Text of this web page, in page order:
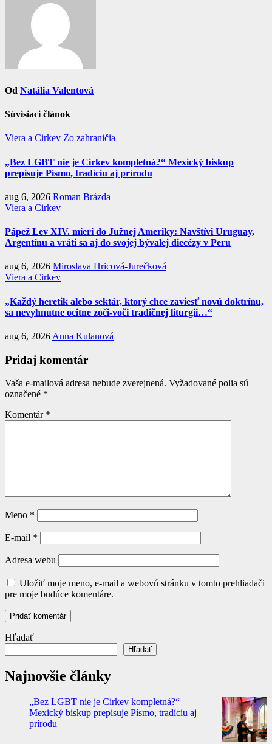
Od Natália Valentová
Súvisiaci článok
Viera a Cirkev Zo zahraničia
„Bez LGBT nie je Cirkev kompletná?“ Mexický biskup
prepisuje Písmo, tradíciu aj prírodu
aug 6, 2026 Roman Brázda
Viera a Cirkev
Pápež Lev XIV. mieri do Južnej Ameriky: Navštívi Uruguay,
Argentínu a vráti sa aj do svojej bývalej diecézy v Peru
aug 6, 2026 Miroslava Hricová-Jurečková
Viera a Cirkev
„Každý heretik alebo sektár, ktorý chce zaviesť novú doktrínu,
sa nevyhnutne ocitne zoči-voči tradičnej liturgii…“
aug 6, 2026 Anna Kulanová
Pridaj komentár
Vaša e-mailová adresa nebude zverejnená. Vyžadované polia sú
označené *
Komentár *
Meno *
E-mail *
Adresa webu
Uložiť moje meno, e-mail a webovú stránku v tomto prehliadači
pre moje budúce komentáre.
Hľadať
Hľadať
Najnovšie články
„Bez LGBT nie je Cirkev kompletná?“
Mexický biskup prepisuje Písmo, tradíciu aj
prírodu